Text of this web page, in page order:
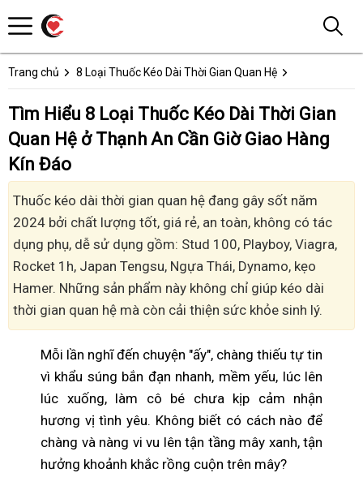
Trang chủ 8 Loại Thuốc Kéo Dài Thời Gian Quan Hệ
Tìm Hiểu 8 Loại Thuốc Kéo Dài Thời Gian
Quan Hệ ở Thạnh An Cần Giờ Giao Hàng
Kín Đáo
Thuốc kéo dài thời gian quan hệ đang gây sốt năm
2024 bởi chất lượng tốt, giá rẻ, an toàn, không có tác
dụng phụ, dễ sử dụng gồm: Stud 100, Playboy, Viagra,
Rocket 1h, Japan Tengsu, Ngựa Thái, Dynamo, kẹo
Hamer. Những sản phẩm này không chỉ giúp kéo dài
thời gian quan hệ mà còn cải thiện sức khỏe sinh lý.
Mỗi lần nghĩ đến chuyện "ấy", chàng thiếu tự tin
vì khẩu súng bắn đạn nhanh, mềm yếu, lúc lên
lúc xuống, làm cô bé chưa kịp cảm nhận
hương vị tình yêu. Không biết có cách nào để
chàng và nàng vi vu lên tận tầng mây xanh, tận
hưởng khoảnh khắc rồng cuộn trên mây?